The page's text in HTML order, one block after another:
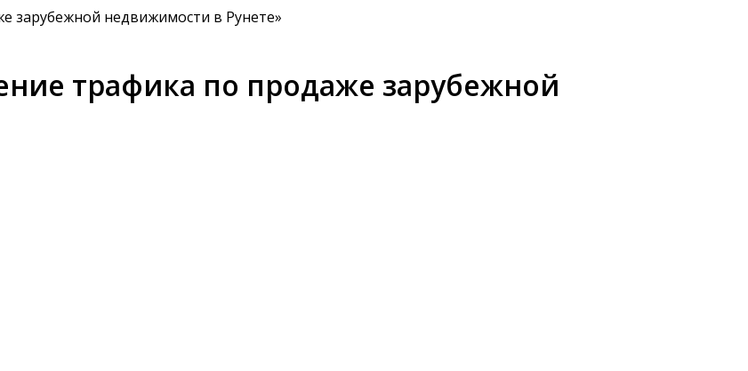
зарубежной недвижимости в Рунете»
трафика по продаже зарубежной